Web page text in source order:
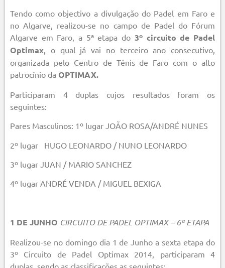
Tendo como objectivo a divulgação do Padel em Faro e
no Algarve, realizou-se no campo de Padel do Fórum
Algarve em Faro, a 5ª etapa do 3º circuito de Padel
Optimax, o qual já vai no terceiro ano consecutivo,
organizada pelo Centro de Ténis de Faro com o alto
patrocínio da OPTIMAX.
Participaram 4 duplas cujos resultados foram os
seguintes:
Pares Masculinos: 1º lugar JOÃO ROSA/ANDRÉ NUNES
2º lugar HUGO LEONARDO / NUNO LEONARDO
3º lugar JUAN / MARIO SANCHEZ
4º lugar ANDRÉ VENDA / MIGUEL BEXIGA
1 DE JUNHO CIRCUITO DE PADEL OPTIMAX – 6ª ETAPA
Realizou-se no domingo dia 1 de Junho a sexta etapa do
3º Circuito de Padel Optimax 2014, participaram 4
duplas, sendo as classificações as seguintes: